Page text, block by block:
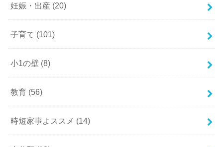
妊娠・出産 (20)
子育て (101)
小1の壁 (8)
教育 (56)
時短家事よススメ (14)